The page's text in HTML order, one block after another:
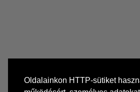
Oldalainkon HTTP-sütiket